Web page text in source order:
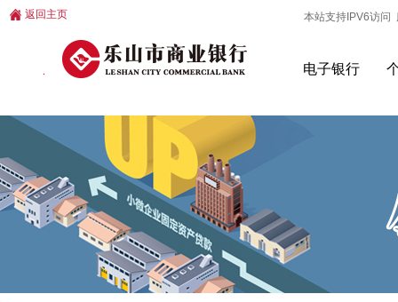
返回主页 本站支持IPV6访问
电子银行